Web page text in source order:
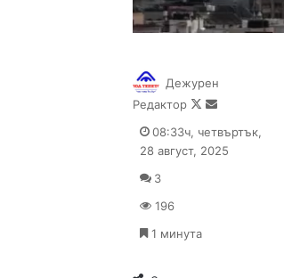
Дежурен
Редактор
Follow
X
Send
email
08:33ч, четвъртък,
28 август, 2025
3
196
1 минута